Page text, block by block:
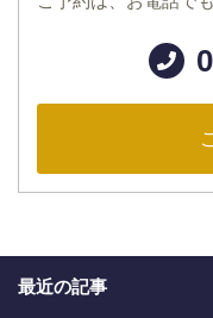
最近の記事